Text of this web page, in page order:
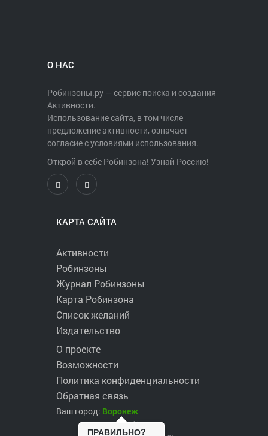
О НАС
Робинзоны.ру — сервис поиска и создания
Активности.
Использование сайта, в том числе
предложение активности, означает
согласие с условиями использования.
Открой в себе Робинзона! Узнай Россию!
КАРТА САЙТА
Активности
Робинзоны
Журнал Робинзоны
Карта Робинзона
Список желаний
Издательство
О проекте
Возможности
Политика конфиденциальности
Обратная связь
Ваш город: Воронеж
ПРАВИЛЬНО?
2017 ©robinzons.ru